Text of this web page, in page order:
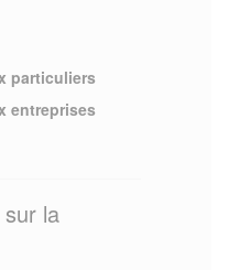
particuliers
entreprises
la